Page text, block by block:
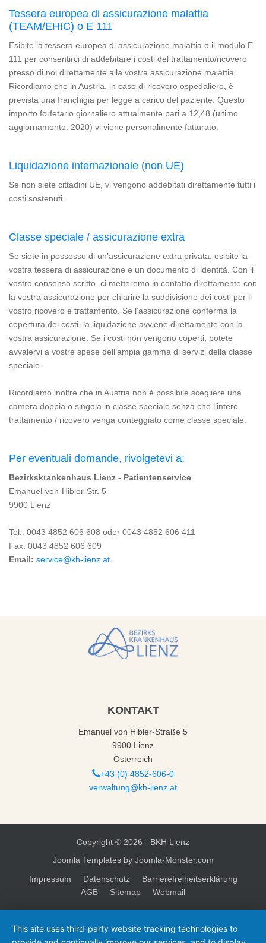
Tessera europea di assicurazione malattia
(TEAM/EHIC) o E 111
Esibite la tessera europea di assicurazione malattia o il modulo E
111 per consentirci di addebitare i costi del trattamento/ricovero
presso di noi direttamente alla vostra assicurazione malattia.
Ricordiamo che in Austria, in caso di ricovero ospedaliero, è
prevista una franchigia per legge a carico del paziente. Questo
importo forfetario giornaliero attualmente pari a 12,48 (ultimo
aggiornamento: 2020) vi viene personalmente fatturato.
Liquidazione internazionale (non UE)
Se non siete cittadini UE, vi vengono addebitati direttamente tutti i
costi sostenuti.
Classe speciale / assicurazione extra
Se siete in possesso di un’assicurazione extra privata, esibite la
vostra tessera di assicurazione e un documento di identità. Con il
vostro consenso scritto, ci metteremo in contatto direttamente con
la vostra assicurazione per chiarire la suddivisione dei costi per il
vostro ricovero e trattamento. Se l'assicurazione conferma la
copertura dei costi, la liquidazione avviene direttamente con la
vostra assicurazione. Se i costi non vengono coperti, potete
avvalervi a vostre spese dell’ampia gamma di servizi della classe
speciale.
Ricordiamo inoltre che in Austria non è possibile scegliere una
camera doppia o singola in classe speciale senza che l’intero
trattamento / ricovero venga conteggiato come classe speciale.
Per eventuali domande, rivolgetevi a:
Bezirkskrankenhaus Lienz - Patientenservice
Emanuel-von-Hibler-Str. 5
9900 Lienz
Tel.: 0043 4852 606 608 oder 0043 4852 606 411
Fax: 0043 4852 606 609
Email: service@kh-lienz.at
KONTAKT
Emanuel von Hibler-Straße 5
9900 Lienz
Österreich
+43 (0) 4852-606-0
verwaltung@kh-lienz.at
Copyright © 2026 - BKH Lienz
Joomla Templatesby Joomla-Monster.com
Impressum
Datenschutz
Barrierefreiheitserklärung
AGB
Sitemap Webmail
This site uses third-party website tracking technologies to